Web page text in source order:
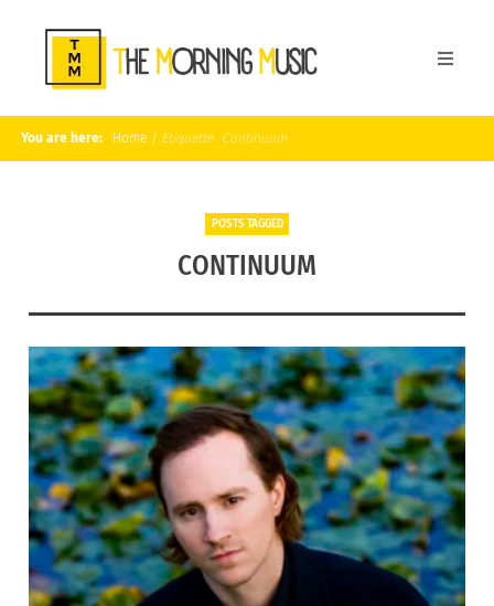
You are here: Home / Étiquette : Continuum
POSTS TAGGED
CONTINUUM